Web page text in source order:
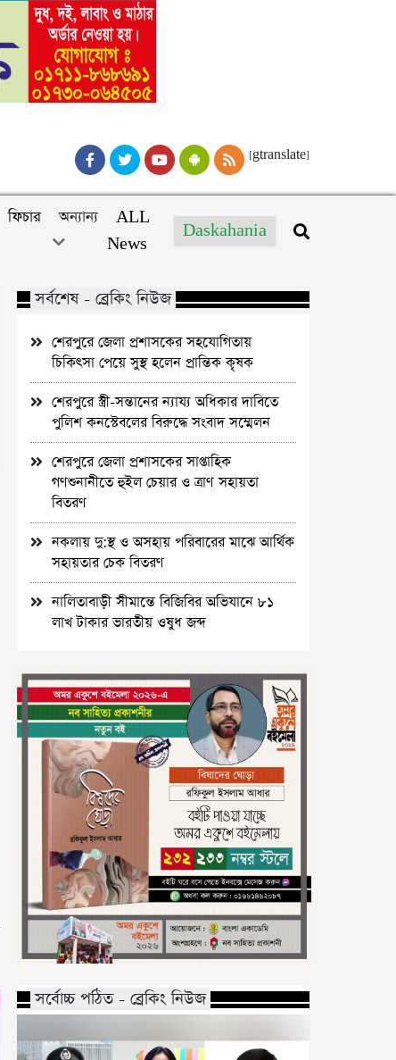
[gtranslate]
ফিচার অন্যান্য
ALL
News
Daskahania
সর্বশেষ - ব্রেকিং নিউজ
শেরপুরে জেলা প্রশাসকের সহযোগিতায়
চিকিৎসা পেয়ে সুস্থ হলেন প্রান্তিক কৃষক
শেরপুরে স্ত্রী-সন্তানের ন্যায্য অধিকার দাবিতে
পুলিশ কনস্টেবলের বিরুদ্ধে সংবাদ সম্মেলন
শেরপুরে জেলা প্রশাসকের সাপ্তাহিক
গণশুনানীতে হুইল চেয়ার ও ত্রাণ সহায়তা
বিতরণ
নকলায় দু:স্থ ও অসহায় পরিবারের মাঝে আর্থিক
সহায়তার চেক বিতরণ
নালিতাবাড়ী সীমান্তে বিজিবির অভিযানে ৮১
লাখ টাকার ভারতীয় ওষুধ জব্দ
সর্বোচ্চ পঠিত - ব্রেকিং নিউজ